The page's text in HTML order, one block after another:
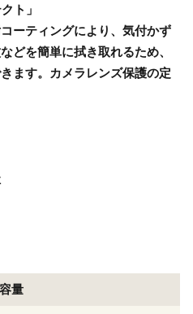
ト」
ーティングにより、気付かず
どを簡単に拭き取れるため、
ます。カメラレンズ保護の定
容量